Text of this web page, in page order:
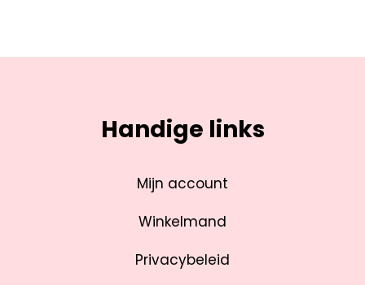
Handige links
Mijn account
Winkelmand
Privacybeleid